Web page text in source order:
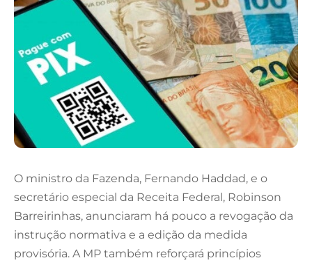
O ministro da Fazenda, Fernando Haddad, e o
secretário especial da Receita Federal, Robinson
Barreirinhas, anunciaram há pouco a revogação da
instrução normativa e a edição da medida
provisória. A MP também reforçará princípios